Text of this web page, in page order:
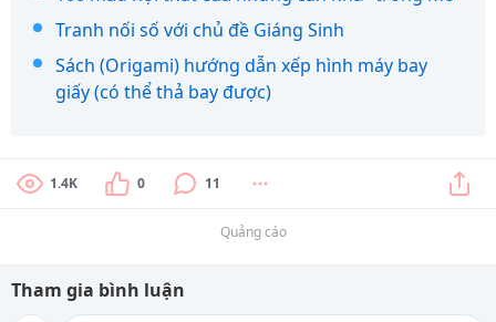
Tranh nối số với chủ đề Giáng Sinh
Sách (Origami) hướng dẫn xếp hình máy bay
giấy (có thể thả bay được)
1.4K 0 11
Quảng cáo
Tham gia bình luận